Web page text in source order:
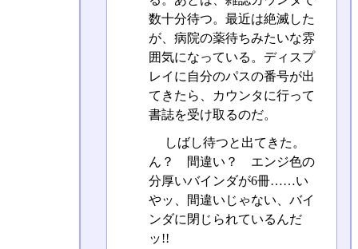
数十分待つ。最近は絶滅した
が、病院の薬待ちみたいな雰
囲気になっている。ディスプ
レイに自分のパスの番号が出
てきたら、カウンタに行って
書誌を受け取るのだ。
しばし待つと出てきた。
ん？ 間違い？ エンジ色の
分厚いバインダが6冊……い
やッ、間違いじゃない、バイ
ンダに閉じられているんだ
ッ!!